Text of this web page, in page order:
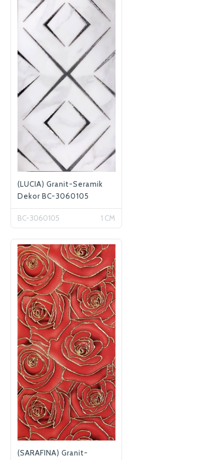
(LUCIA) Granit-Seramik
Dekor BC-3060105
BC-3060105 1 CM
(SARAFINA) Granit-